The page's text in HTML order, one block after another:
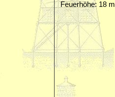
Feuerhöhe: 18 m